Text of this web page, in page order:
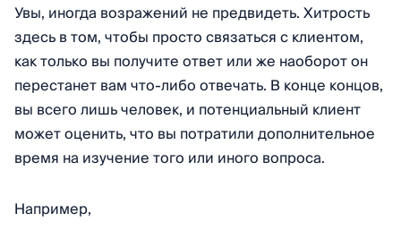
Увы, иногда возражений не предвидеть. Хитрость
здесь в том, чтобы просто связаться с клиентом,
как только вы получите ответ или же наоборот он
перестанет вам что-либо отвечать. В конце концов,
вы всего лишь человек, и потенциальный клиент
может оценить, что вы потратили дополнительное
время на изучение того или иного вопроса.
Например,